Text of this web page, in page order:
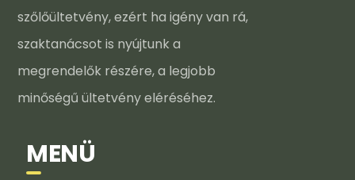
szőlőültetvény, ezért ha igény van rá,
szaktanácsot is nyújtunk a
megrendelők részére, a legjobb
minőségű ültetvény eléréséhez.
MENÜ